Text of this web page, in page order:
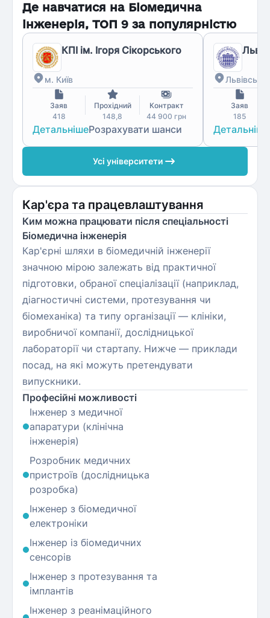
Де навчатися на Біомедична
інженерія, ТОП 9 за популярністю
КПІ ім. Ігоря Сікорського
м. Київ
Заяв
418
Прохідний
148,8
Контракт
44 900 грн
ДетальнішеРозрахувати шанси
Львівська
Заяв
185
Детальніше
Усі університети
Кар'єра та працевлаштування
Ким можна працювати після спеціальності
Біомедична інженерія
Кар'єрні шляхи в біомедичній інженерії
значною мірою залежать від практичної
підготовки, обраної спеціалізації (наприклад,
діагностичні системи, протезування чи
біомеханіка) та типу організації — клініки,
виробничої компанії, дослідницької
лабораторії чи стартапу. Нижче — приклади
посад, на які можуть претендувати
випускники.
Професійні можливості
Інженер з медичної
апаратури (клінічна
інженерія)
Розробник медичних
пристроїв (дослідницька
розробка)
Інженер з біомедичної
електроніки
Інженер із біомедичних
сенсорів
Інженер з протезування та
імплантів
Інженер з реанімаційного